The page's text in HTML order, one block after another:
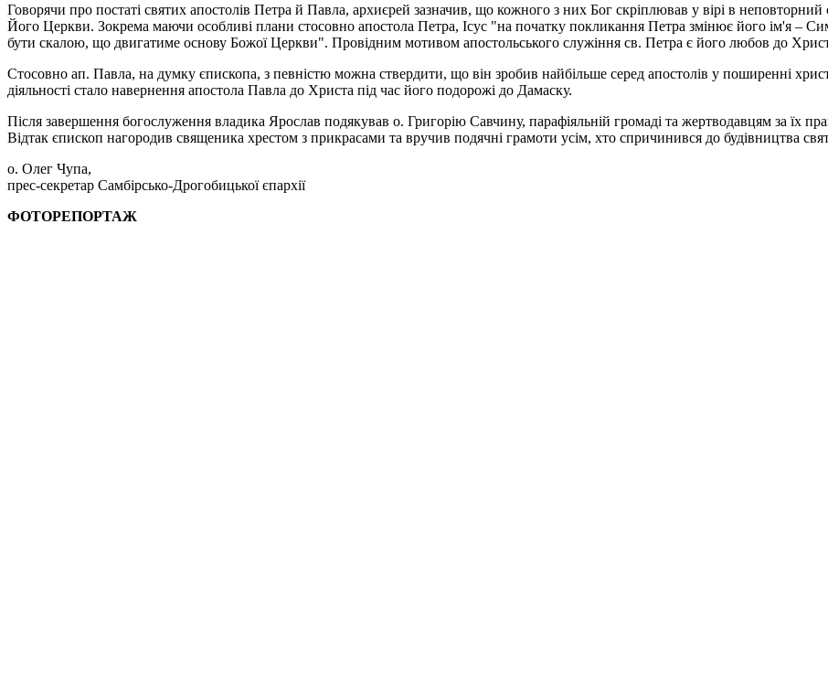
Говорячи про постаті святих апостолів Петра й Павла, архиєрей зазначив, що кожного з них Бог скріплював у вірі в
Його Церкви. Зокрема маючи особливі плани стосовно апостола Петра, Ісус "на початку покликання Петра змінює його ім'я –
бути скалою, що двигатиме основу Божої Церкви". Провідним мотивом апостольського служіння св. Петра є його любов до
Стосовно ап. Павла, на думку єпископа, з певністю можна ствердити, що він зробив найбільше серед апостолів у поширенні
діяльності стало навернення апостола Павла до Христа під час його подорожі до Дамаску.
Після завершення богослуження владика Ярослав подякував о. Григорію Савчину, парафіяльній громаді та жертводавцям за їх
Відтак єпископ нагородив священика хрестом з прикрасами та вручив подячні грамоти усім, хто спричинився до будівництва
о. Олег Чупа,
прес-секретар Самбірсько-Дрогобицької єпархії
ФОТОРЕПОРТАЖ